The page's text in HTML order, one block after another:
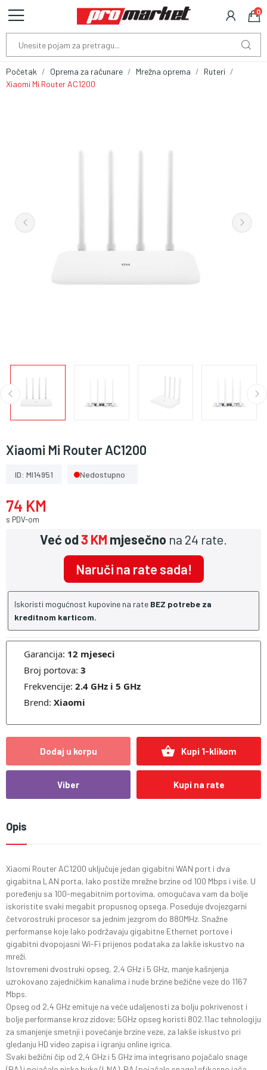
0
Početak Oprema za računare Mrežna oprema
Ruteri
Xiaomi Mi Router AC1200
Xiaomi Mi Router AC1200
ID: MI14951 Nedostupno
74 KM
s PDV-om
Već od3 KM mjesečno na 24 rate.
Naruči na rate sada!
Iskoristi mogućnost kupovine na rate BEZ potrebe za
kreditnom karticom.
Garancija: 12 mjeseci
Broj portova: 3
Frekvencije: 2.4 GHz i 5 GHz
Brend: Xiaomi
Dodaj u korpu shopping_basket Kupi 1-klikom
Viber Kupi na rate
Opis
Xiaomi Router AC1200 uključuje jedan gigabitni WAN port i dva
gigabitna LAN porta, lako postiže mrežne brzine od 100 Mbps i više. U
poređenju sa 100-megabitnim portovima, omogućava vam da bolje
iskoristite svaki megabit propusnog opsega. Poseduje dvojezgarni
četvorostruki procesor sa jednim jezgrom do 880MHz. Snažne
performanse koje lako podržavaju gigabitne Ethernet portove i
gigabitni dvopojasni Wi-Fi prijenos podataka za lakše iskustvo na
mreži.
Istovremeni dvostruki opseg, 2,4 GHz i 5 GHz, manje kašnjenja
uzrokovano zajedničkim kanalima i nude brzine bežične veze do 1167
Mbps.
Opseg od 2,4 GHz emituje na veće udaljenosti za bolju pokrivenost i
bolje performanse kroz zidove; 5GHz opseg koristi 802.11ac tehnologiju
za smanjenje smetnji i povećanje brzine veze, za lakše iskustvo pri
gledanju HD video zapisa i igranju online igrica.
Svaki bežični čip od 2,4 GHz i 5 GHz ima integrisano pojačalo snage